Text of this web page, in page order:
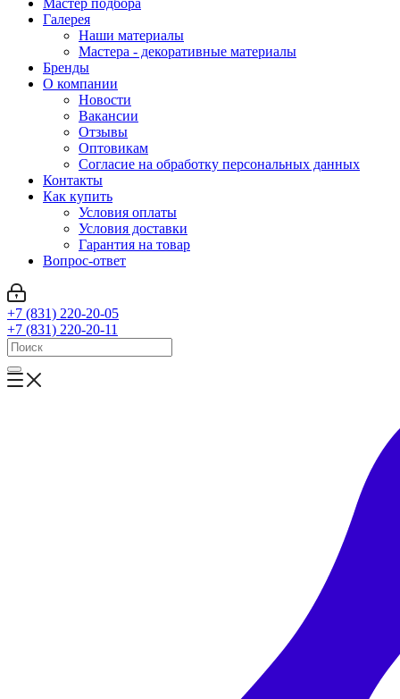
Мастер подбора
Галерея
Наши материалы
Мастера - декоративные материалы
Бренды
О компании
Новости
Вакансии
Отзывы
Оптовикам
Cогласие на обработку персональных данных
Контакты
Как купить
Условия оплаты
Условия доставки
Гарантия на товар
Вопрос-ответ
+7 (831) 220-20-05
+7 (831) 220-20-11